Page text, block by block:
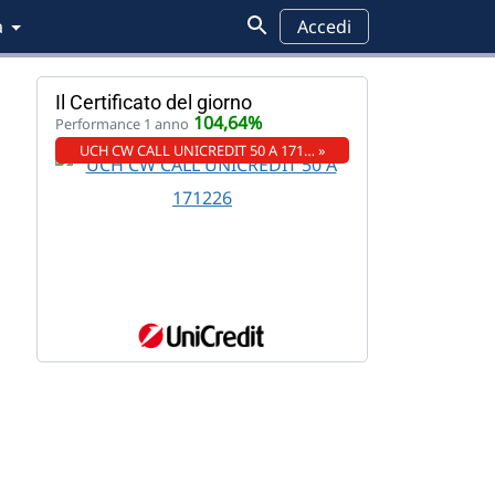
Accedi
Il Certificato del giorno
Performance 1 anno 104,64%
UCH CW CALL UNICREDIT 50 A 171… »